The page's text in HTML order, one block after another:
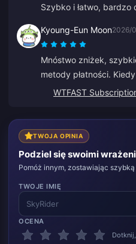
Szybko i łatwo, bardzo
Kyoung-Eun Moon2026/
Mnóstwo zniżek,
metody płatności.
doładowuję po trochu,
znajomym.
WTFAST
TWOJA OPINIA
Podziel się swoimi
Pomóż innym, zostawiając
TWOJE IMIĘ
OCENA